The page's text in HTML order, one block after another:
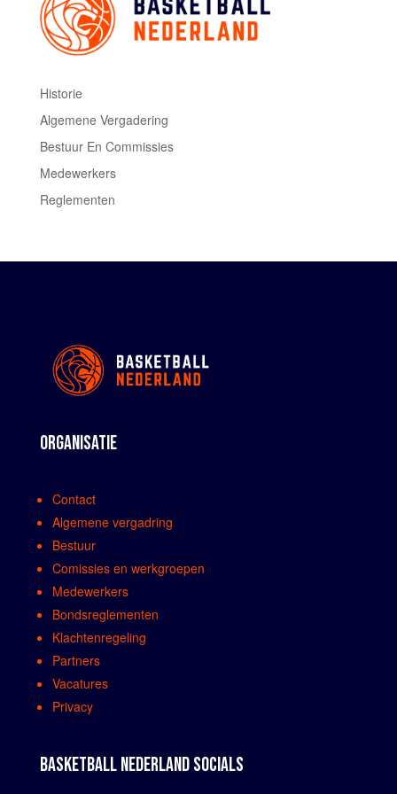
Historie
Algemene Vergadering
Bestuur En Commissies
Medewerkers
Reglementen
ORGANISATIE
Contact
Algemene vergadring
Bestuur
Comissies en werkgroepen
Medewerkers
Bondsreglementen
Klachtenregeling
Partners
Vacatures
Privacy
BASKETBALL NEDERLAND SOCIALS